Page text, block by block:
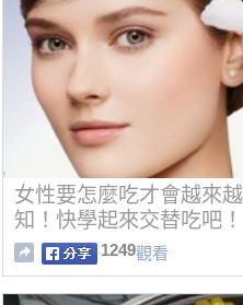
女性要怎麼吃才會越來
知！快學起來交替吃吧！
1249觀看